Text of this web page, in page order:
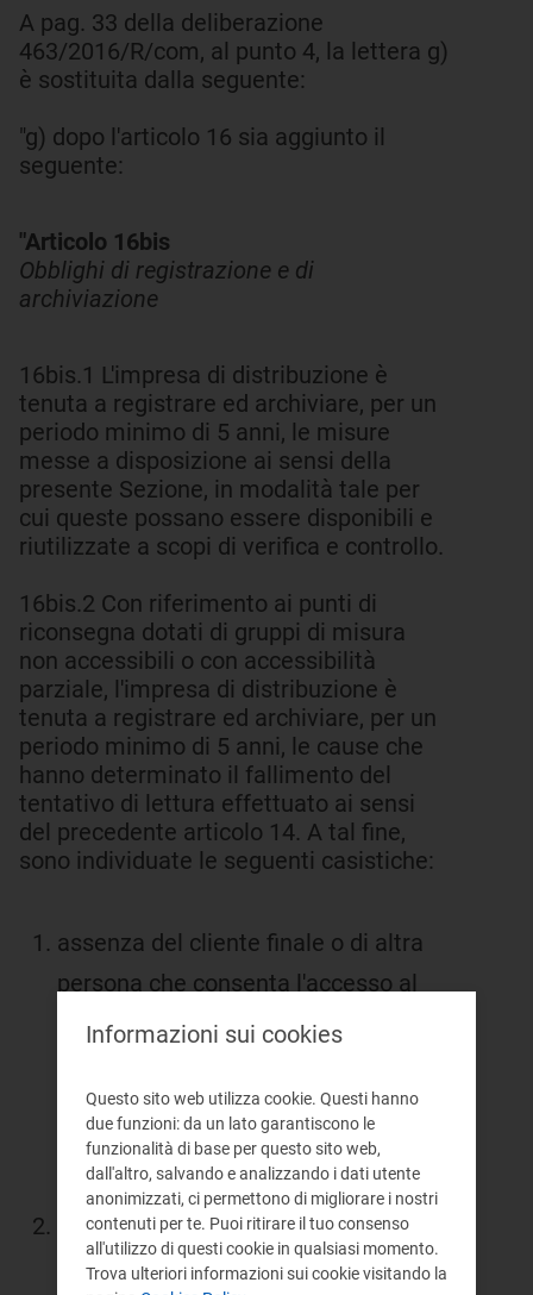
A pag. 33 della deliberazione
463/2016/R/com, al punto 4, la lettera g)
è sostituita dalla seguente:
"g) dopo l'articolo 16 sia aggiunto il
seguente:
"Articolo 16bis
Obblighi di registrazione e di
archiviazione
16bis.1 L'impresa di distribuzione è
tenuta a registrare ed archiviare, per un
periodo minimo di 5 anni, le misure
messe a disposizione ai sensi della
presente Sezione, in modalità tale per
cui queste possano essere disponibili e
riutilizzate a scopi di verifica e controllo.
16bis.2 Con riferimento ai punti di
riconsegna dotati di gruppi di misura
non accessibili o con accessibilità
parziale, l'impresa di distribuzione è
tenuta a registrare ed archiviare, per un
periodo minimo di 5 anni, le cause che
hanno determinato il fallimento del
tentativo di lettura effettuato ai sensi
del precedente articolo 14. A tal fine,
sono individuate le seguenti casistiche:
assenza del cliente finale o di altra
persona che consenta l'accesso al
luogo dove il gruppo di misura è
distribuzione registra anche la data e
l'orario in cui è stato effettuato il
tentativo di rilevazione;
malfunzionamento del gruppo di
misura o necessità di intervento
Informazioni sui cookies
Questo sito web utilizza cookie. Questi hanno
due funzioni: da un lato garantiscono le
funzionalità di base per questo sito web,
dall'altro, salvando e analizzando i dati utente
anonimizzati, ci permettono di migliorare i nostri
contenuti per te. Puoi ritirare il tuo consenso
all'utilizzo di questi cookie in qualsiasi momento.
Trova ulteriori informazioni sui cookie visitando la